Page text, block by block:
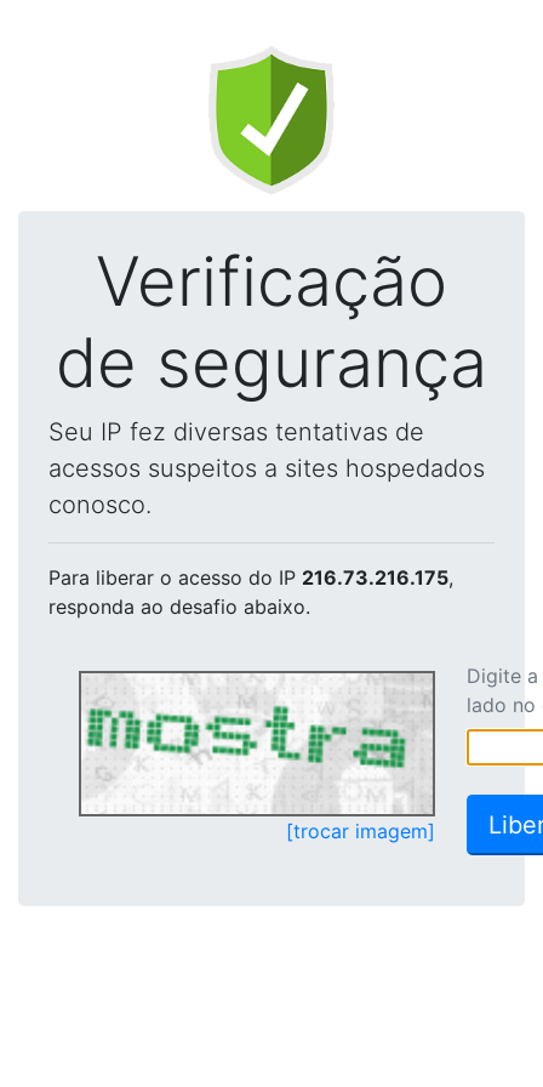
Verificação
de segurança
Seu IP fez diversas tentativas de
acessos suspeitos a sites hospedados
conosco.
Para liberar o acesso do IP 216.73.216.175,
responda ao desafio abaixo.
[trocar imagem]
Digite
lado no